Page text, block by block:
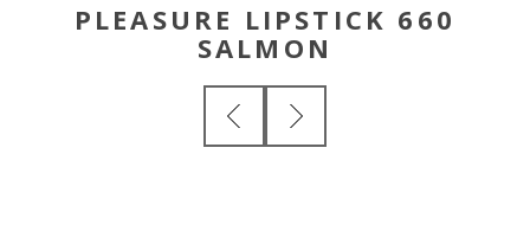
PLEASURE LIPSTICK 660
SALMON